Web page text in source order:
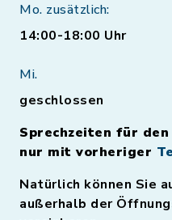
Mo. zusätzlich:
14:00-18:00 Uhr
Mi.
geschlossen
Sprechzeiten für
nur mit vorheriger
Natürlich können Sie
außerhalb der